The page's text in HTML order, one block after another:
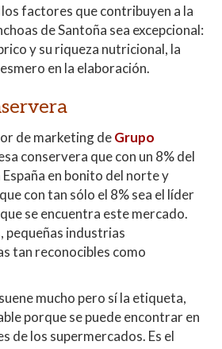
factores que contribuyen a la
de Santoña sea excepcional:
y su riqueza nutricional, la
en la elaboración.
de marketing deGrupo
conservera que con un 8% del
en bonito del norte y
con tan sólo el 8% sea el líder
se encuentra este mercado.
pequeñas industrias
tan reconocibles como
mucho pero sí la etiqueta,
porque se puede encontrar en
de los supermercados. Es el